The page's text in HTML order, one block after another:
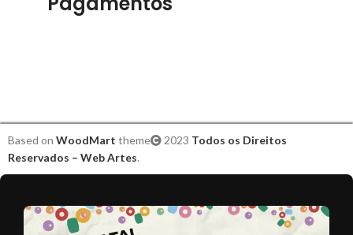
Based on WoodMart theme 2023 Todos os Direitos
Reservados – Web Artes.